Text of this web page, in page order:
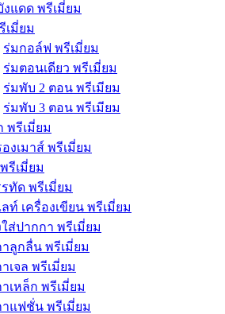
แดด พรีเมี่ยม
เมี่ยม
ร่มกอล์ฟ พรีเมี่ยม
ร่มตอนเดียว พรีเมี่ยม
ร่มพับ 2 ตอน พรีเมียม
ร่มพับ 3 ตอน พรีเมียม
พรีเมี่ยม
งเมาส์ พรีเมี่ยม
รีเมี่ยม
ทัด พรีเมี่ยม
ท์ เครื่องเขียน พรีเมี่ยม
ส่ปากกา พรีเมี่ยม
ลูกลื่น พรีเมี่ยม
เจล พรีเมี่ยม
เหล็ก พรีเมี่ยม
แฟชั่น พรีเมี่ยม